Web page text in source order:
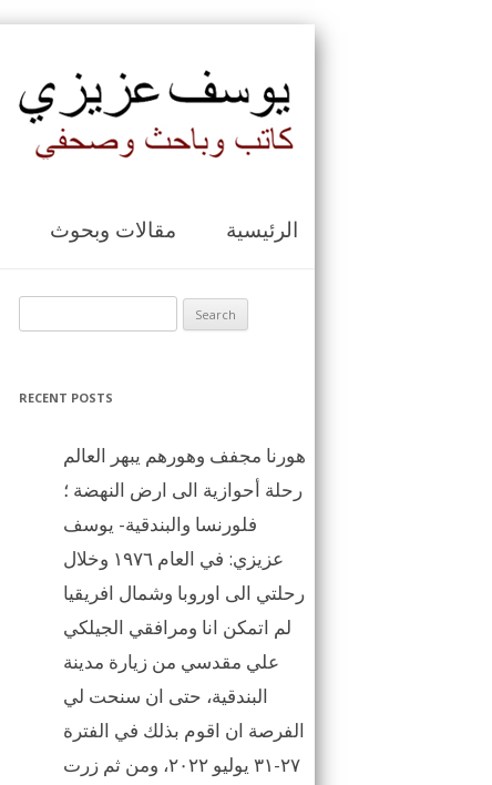
مقالات وبحوث الرئيسية
RECENT POSTS
هورنا مجفف وهورهم يبهر العالم
رحلة أحوازية الى ارض النهضة ؛
فلورنسا والبندقية- يوسف
عزيزي: في العام ١٩٧٦ وخلال
رحلتي الى اوروبا وشمال افريقيا
لم اتمكن انا ومرافقي الجيلكي
علي مقدسي من زيارة مدينة
البندقية، حتى ان سنحت لي
الفرصة ان اقوم بذلك في الفترة
٢٧-٣١ يوليو ٢٠٢٢، ومن ثم زرت